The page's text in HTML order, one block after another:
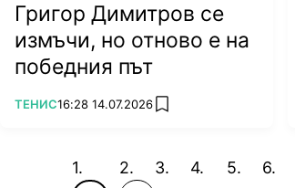
Григор Димитров се
измъчи, но отново е на
победния път
ПОВЕЧЕ ОТ
ТЕНИС16:28 14.07.2026 add favorites